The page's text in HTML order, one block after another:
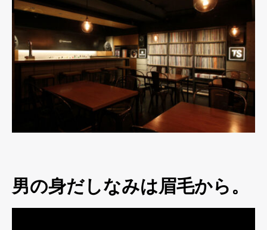
男の身だしなみは眉毛から。